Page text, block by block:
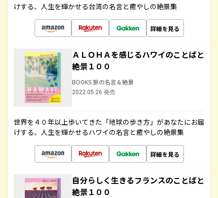
けする、人生を輝かせる台湾の名言と癒やしの絶景集
詳細を見る
ＡＬＯＨＡを感じるハワイのことばと
絶景１００
BOOKS 旅の名言＆絶景
2022.05.26 発売
世界を４０年以上歩いてきた「地球の歩き方」があなたにお届
けする、人生を輝かせるハワイの名言と癒やしの絶景集
詳細を見る
自分らしく生きるフランスのことばと
絶景１００